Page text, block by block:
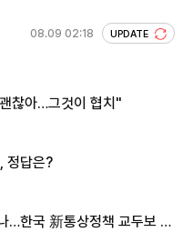
08.09 02:18 UPDATE
찮아…그것이 협치"
정답은?
…한국 新통상정책 교두보 활